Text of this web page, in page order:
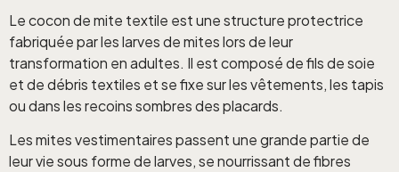
Le cocon de mite textile est une structure protectrice
fabriquée par les larves de mites lors de leur
transformation en adultes. Il est composé de fils de soie
et de débris textiles et se fixe sur les vêtements, les tapis
ou dans les recoins sombres des placards.
Les mites vestimentaires passent une grande partie de
leur vie sous forme de larves, se nourrissant de fibres